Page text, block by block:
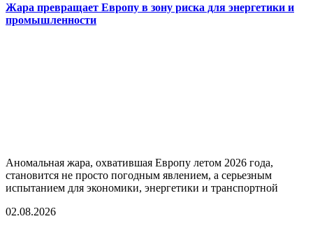
Жара превращает Европу в зону риска для энергетики и
промышленности
Аномальная жара, охватившая Европу летом 2026 года,
становится не просто погодным явлением, а серьезным
испытанием для экономики, энергетики и транспортной
02.08.2026